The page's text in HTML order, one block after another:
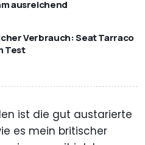
ausreichend
Verbrauch: Seat Tarraco
Test
ist die gut austarierte
es mein britischer